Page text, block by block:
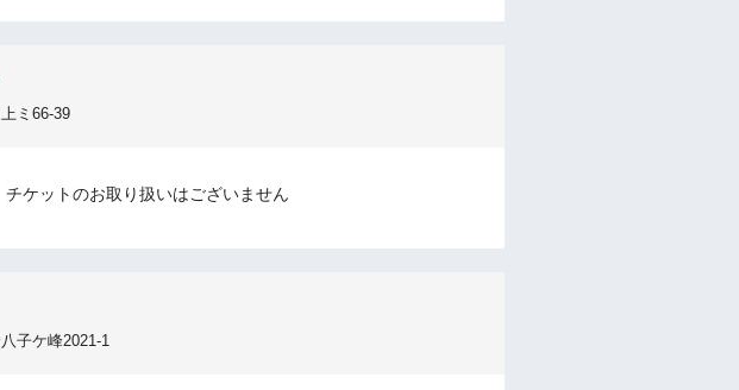
ミ66-39
チケットのお取り扱いはございません
子ケ峰2021-1